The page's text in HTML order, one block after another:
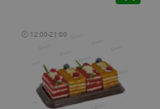
🕘 12:00-21:00